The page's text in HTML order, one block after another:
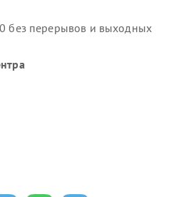
без перерывов и выходных